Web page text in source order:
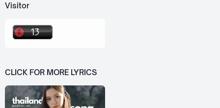
Visitor
CLICK FOR MORE LYRICS